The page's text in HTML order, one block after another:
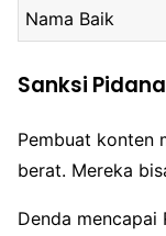
Nama Baik
Sanksi
Pembuat konten
berat. Mereka
Denda